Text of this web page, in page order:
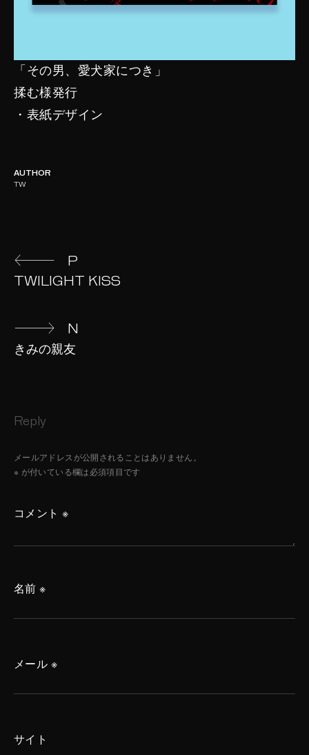
「その男、愛犬家につき」
揉む様発行
・表紙デザイン
AUTHOR
TW
Continue
P
TWILIGHT KISS
N
きみの親友
Reply
メールアドレスが公開されることはありません。
※ が付いている欄は必須項目です
コメント※
名前※
メール ※
サイト